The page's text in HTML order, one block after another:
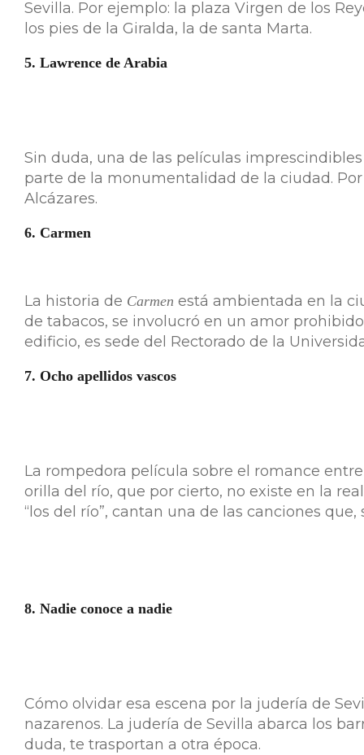
Sevilla. Por ejemplo: la plaza Virgen de los
los pies de la Giralda, la de santa Marta.
5. Lawrence de Arabia
Sin duda, una de las películas
parte de la monumentalidad de la ciudad.
Alcázares.
6. Carmen
La historia de Carmen está ambientada en la
de tabacos, se involucró en un amor
edificio, es sede del Rectorado de la
7. Ocho apellidos vascos
La rompedora película sobre el romance
orilla del río, que por cierto, no existe en la
“los del río”, cantan una de las canciones
8. Nadie conoce a nadie
Cómo olvidar esa escena por la judería de
nazarenos. La judería de Sevilla abarca los
duda, te trasportan a otra época.